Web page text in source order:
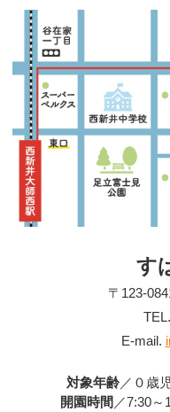
す
〒123-
E-mail.
対象年齢／０歳
開園時間 ／7:30